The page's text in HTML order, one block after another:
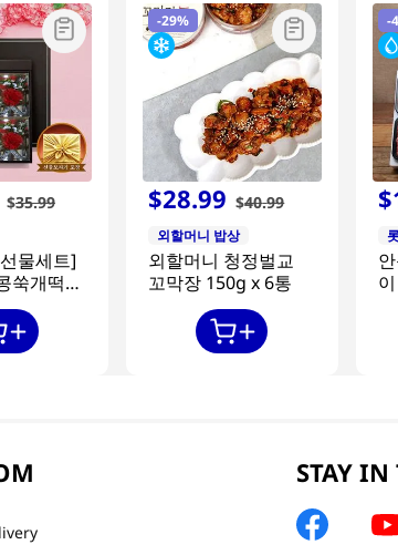
$35.99
물세트]
쑥개떡
이션 2개
-29%
$28.99 $40.99
외할머니 밥상
외할머니 청정벌교
꼬막장 150g x 6통
-
$
STAY IN